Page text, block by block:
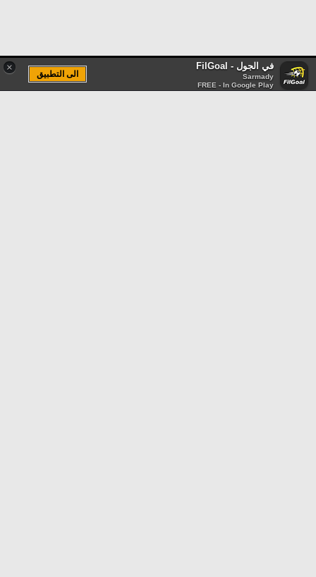
× في الجول - FilGoal
Sarmady
FREE - In Google Play
الى التطبيق